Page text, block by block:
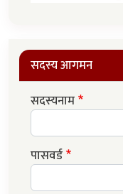
सदस्य आगमन
सदस्यनाम
पासवर्ड